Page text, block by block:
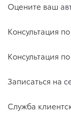
Оцените ваш
Консультация
Консультация
Записаться на
Служба